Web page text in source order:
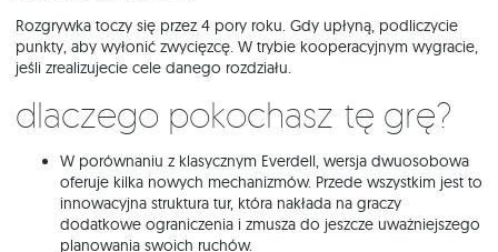
Rozgrywka toczy się przez 4 pory roku. Gdy upłyną, podliczycie
punkty, aby wyłonić zwycięzcę. W trybie kooperacyjnym wygracie,
jeśli zrealizujecie cele danego rozdziału.
Dlaczego pokochasz tę grę?
W porównaniu z klasycznym Everdell, wersja dwuosobowa
oferuje kilka nowych mechanizmów. Przede wszystkim jest to
innowacyjna struktura tur, która nakłada na graczy
dodatkowe ograniczenia i zmusza do jeszcze uważniejszego
planowania swoich ruchów.